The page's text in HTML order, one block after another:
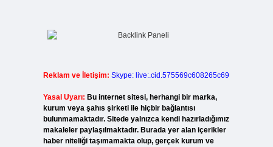
Reklam ve İletişim: Skype: live:.cid.575569c608265c69
Yasal Uyarı: Bu internet sitesi, herhangi bir marka,
kurum veya şahıs şirketi ile hiçbir bağlantısı
bulunmamaktadır. Sitede yalnızca kendi hazırladığımız
makaleler paylaşılmaktadır. Burada yer alan içerikler
haber niteliği taşımamakta olup, gerçek kurum ve